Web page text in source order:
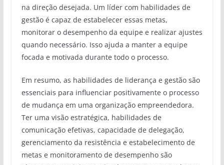
na direção desejada. Um líder com habilidades de
gestão é capaz de estabelecer essas metas,
monitorar o desempenho da equipe e realizar ajustes
quando necessário. Isso ajuda a manter a equipe
focada e motivada durante todo o processo.
Em resumo, as habilidades de liderança e gestão são
essenciais para influenciar positivamente o processo
de mudança em uma organização empreendedora.
Ter uma visão estratégica, habilidades de
comunicação efetivas, capacidade de delegação,
gerenciamento da resistência e estabelecimento de
metas e monitoramento de desempenho são